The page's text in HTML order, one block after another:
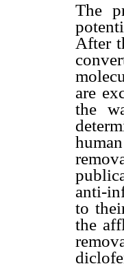
The
After
are
the
anti-
to
the